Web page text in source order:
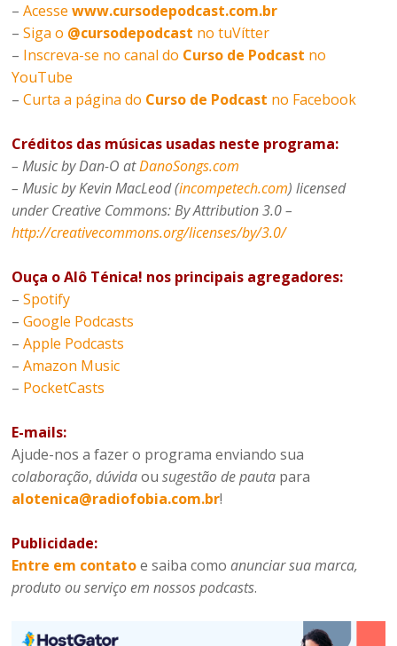
–Acessewww.cursodepodcast.com.br
–Siga o @cursodepodcast no tuVítter
– Inscreva-se no canal do Curso de Podcast no
YouTube
–Curta a página do Curso de Podcast no Facebook
Créditos das músicas usadas neste programa:
– Music by Dan-O atDanoSongs.com
– Music by Kevin MacLeod (incompetech.com) licensed
under Creative Commons: By Attribution 3.0 –
http://creativecommons.org/licenses/by/3.0/
Ouça o Alô Ténica! nos principais agregadores:
–Spotify
–Google Podcasts
–Apple Podcasts
–Amazon Music
– PocketCasts
E-mails:
Ajude-nos a fazer o programa enviando sua
colaboração,dúvidaousugestão de pauta para
alotenica@radiofobia.com.br!
Publicidade:
Entre em contatoe saiba comoanunciar sua marca,
produto ou serviço em nossos podcasts.